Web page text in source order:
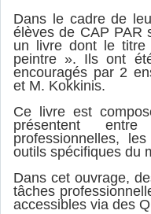
Dans le cadre de
élèves de CAP PAR
un livre dont le titre
peintre ». Ils ont
encouragés par 2
et M. Kokkinis.
Ce livre est
présentent
professionnelles,
outils spécifiques du
Dans cet ouvrage,
tâches
accessibles via des